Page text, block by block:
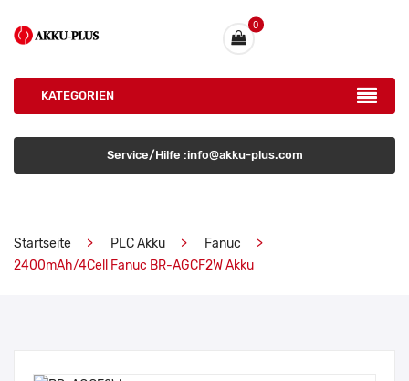
0
KATEGORIEN
Service/Hilfe :info@akku-plus.com
Startseite PLC Akku
Fanuc
2400mAh/4Cell Fanuc BR-AGCF2W Akku